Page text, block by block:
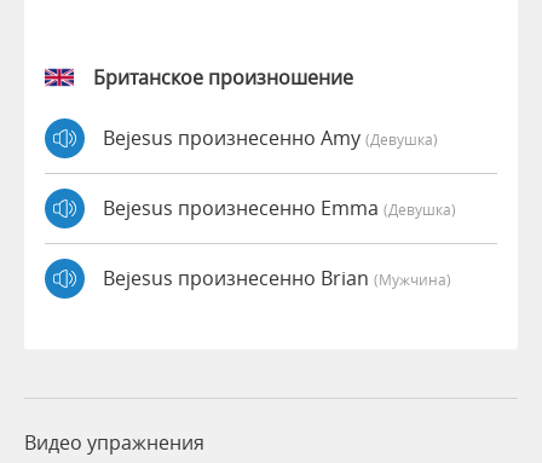
Британское произношение
Bejesus произнесенно Amy (девушка)
Bejesus произнесенно Emma (девушка)
Bejesus произнесенно Brian (мужчина)
Видео упражнения